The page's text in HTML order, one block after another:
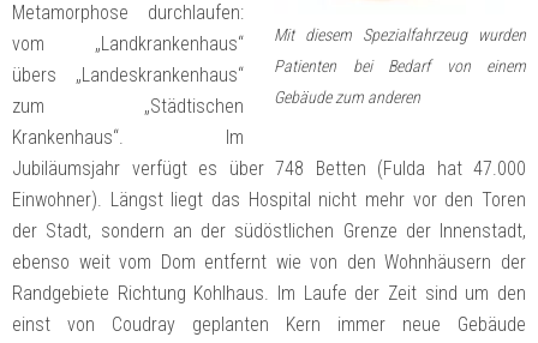
Mit diesem Spezialfahrzeug wurden
Patienten bei Bedarf von einem
Gebäude zum anderen
Metamorphose durchlaufen:
vom „Landkrankenhaus“
übers „Landeskrankenhaus“
zum „Städtischen
Krankenhaus“. Im
Jubiläumsjahr verfügt es über 748 Betten (Fulda hat 47.000
Einwohner). Längst liegt das Hospital nicht mehr vor den Toren
der Stadt, sondern an der südöstlichen Grenze der Innenstadt,
ebenso weit vom Dom entfernt wie von den Wohnhäusern der
Randgebiete Richtung Kohlhaus. Im Laufe der Zeit sind um den
einst von Coudray geplanten Kern immer neue Gebäude